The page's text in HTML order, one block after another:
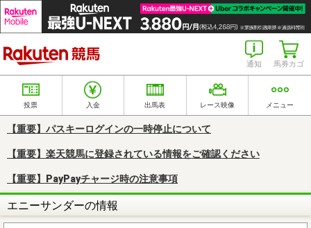
馬券カゴ
通知
投票 入金 出馬表 レース映像 メニュー
【重要】パスキーログインの一時停止について
【重要】楽天競馬に登録されている情報をご確認ください
【重要】PayPayチャージ時の注意事項
エニーサンダーの情報